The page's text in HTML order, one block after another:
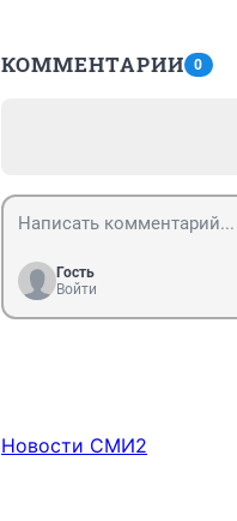
КОММЕНТАРИИ 0
Гость
Войти
Новости СМИ2